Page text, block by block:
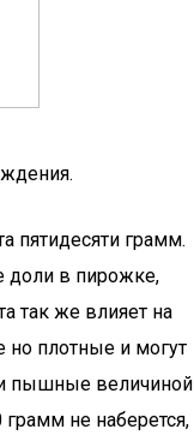
пятидесяти грамм.
доли в пирожке,
так же влияет на
плотные и могут
пышные величиной
грамм не наберется,